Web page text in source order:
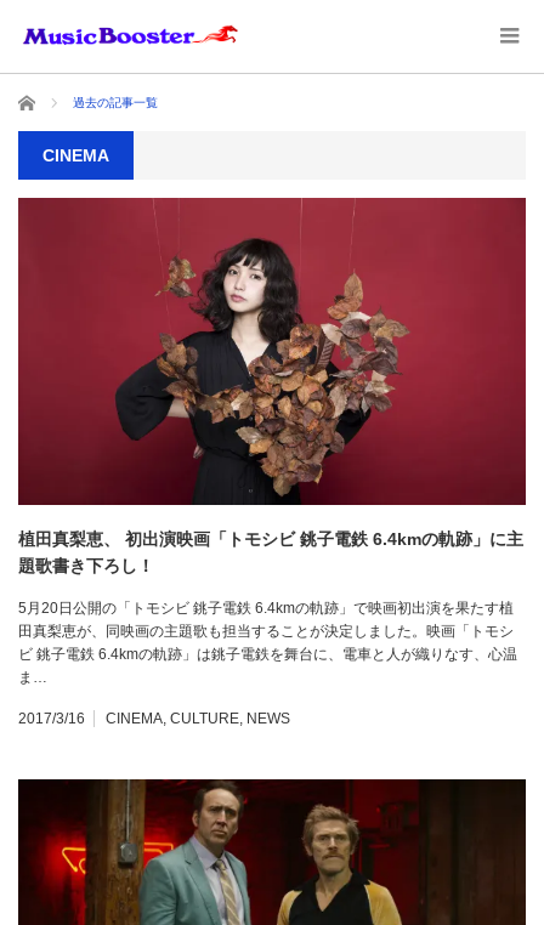
ホーム 過去の記事一覧
CINEMA
植田真梨恵、 初出演映画「トモシビ 銚子電鉄 6.4kmの軌跡」に主
題歌書き下ろし！
5月20日公開の「トモシビ 銚子電鉄 6.4kmの軌跡」で映画初出演を果たす植
田真梨恵が、同映画の主題歌も担当することが決定しました。映画「トモシ
ビ 銚子電鉄 6.4kmの軌跡」は銚子電鉄を舞台に、電車と人が織りなす、心温
ま…
2017/3/16 CINEMA, CULTURE, NEWS